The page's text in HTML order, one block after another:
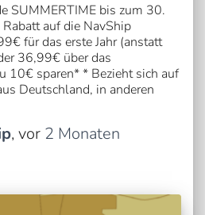
SUMMERTIME bis zum 30.
auf die NavShip
für das erste Jahr (anstatt
36,99€ über das
10€ sparen* * Bezieht sich auf
Deutschland, in anderen
, vor 2 Monaten